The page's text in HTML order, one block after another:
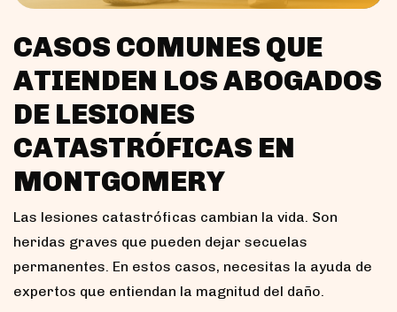
CASOS COMUNES QUE
ATIENDEN LOS ABOGADOS
DE LESIONES
CATASTRÓFICAS EN
MONTGOMERY
Las lesiones catastróficas cambian la vida. Son
heridas graves que pueden dejar secuelas
permanentes. En estos casos, necesitas la ayuda de
expertos que entiendan la magnitud del daño.